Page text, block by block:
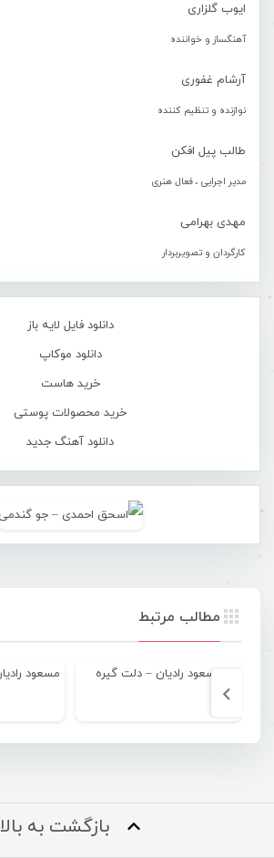
ایوب گلزاری
آهنگساز و خواننده
آرشام غفوری
نوازنده و تنظیم کننده
طالب پیل افکن
مدیر اجرایی ، فعال هنری
مهدی بهرامی
کارگردان و تصویربردار
دانلود فایل لایه باز
دانلود موکاپ
خرید هاست
خرید محصولات پوستی
دانلود آهنگ جدید
مطالب مرتبط
مسعود رادیان – دلت گیره
بازگشت به بالا